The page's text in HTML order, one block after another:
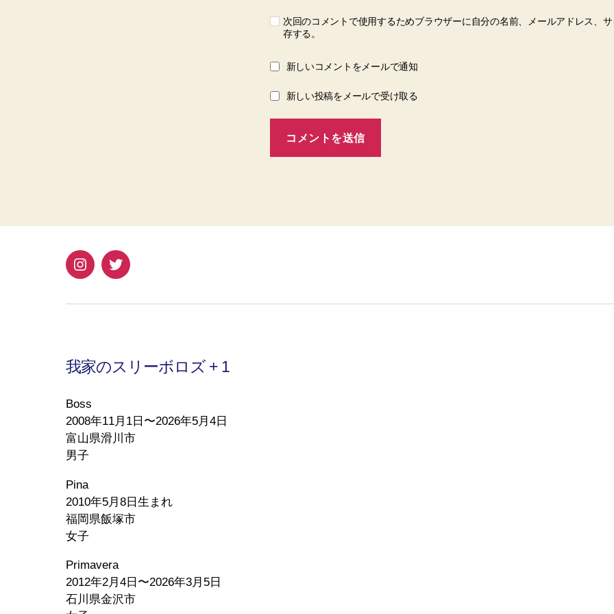
次回のコメントで使用するためブラウザーに自分の名前、メールアドレス、
存する。
新しいコメントをメールで通知
新しい投稿をメールで受け取る
InstagramTwitter
我家のスリーボロズ + 1
Boss
2008年11月1日〜2026年5月4日
富山県滑川市
男子
Pina
2010年5月8日生まれ
福岡県飯塚市
女子
Primavera
2012年2月4日〜2026年3月5日
石川県金沢市